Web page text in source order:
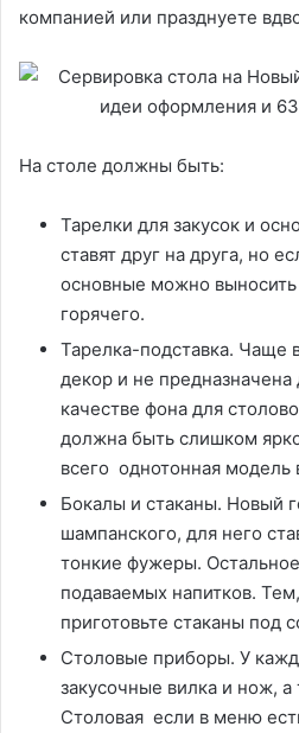
компанией или празднуете
На столе должны быть:
Тарелки для закусок и
ставят друг на друга, но
основные можно
горячего.
Тарелка-подставка. Чаще
декор и не
качестве фона для
должна быть слишком
всего однотонная модель
Бокалы и стаканы. Новый
шампанского, для него
тонкие фужеры.
подаваемых напитков.
приготовьте стаканы под
Столовые приборы. У
закусочные вилка и нож,
Столовая если в меню